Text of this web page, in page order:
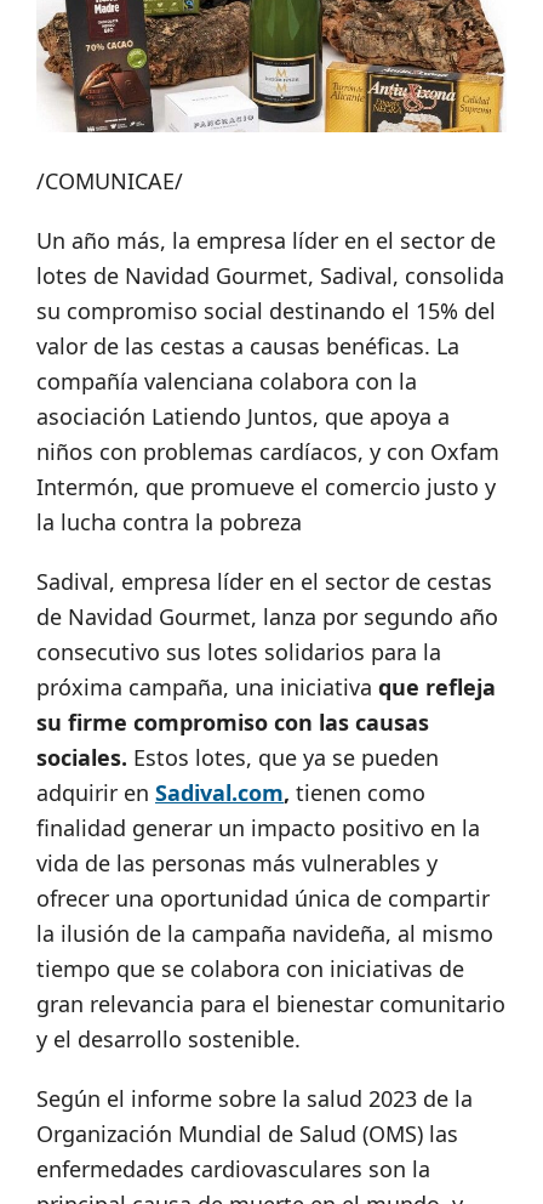
/COMUNICAE/
Un año más, la empresa líder en el sector de
lotes de Navidad Gourmet, Sadival, consolida
su compromiso social destinando el 15% del
valor de las cestas a causas benéficas. La
compañía valenciana colabora con la
asociación Latiendo Juntos, que apoya a
niños con problemas cardíacos, y con Oxfam
Intermón, que promueve el comercio justo y
la lucha contra la pobreza
Sadival, empresa líder en el sector de cestas
de Navidad Gourmet, lanza por segundo año
consecutivo sus lotes solidarios para la
próxima campaña, una iniciativa que refleja
su firme compromiso con las causas
sociales. Estos lotes, que ya se pueden
adquirir en Sadival.com, tienen como
finalidad generar un impacto positivo en la
vida de las personas más vulnerables y
ofrecer una oportunidad única de compartir
la ilusión de la campaña navideña, al mismo
tiempo que se colabora con iniciativas de
gran relevancia para el bienestar comunitario
y el desarrollo sostenible.
Según el informe sobre la salud 2023 de la
Organización Mundial de Salud (OMS) las
enfermedades cardiovasculares son la